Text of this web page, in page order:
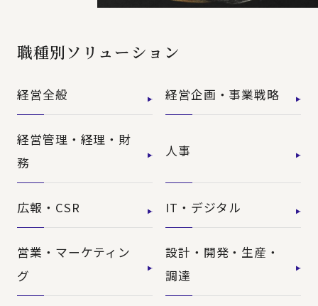
職種別ソリューション
経営全般 経営企画・事業戦略
経営管理・経理・財
務
人事
広報・CSR IT・デジタル
営業・マーケティン
グ
設計・開発・生産・
調達